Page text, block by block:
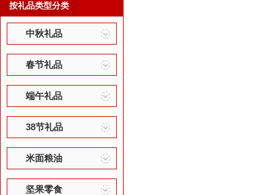
按礼品类型分类
中秋礼品
春节礼品
端午礼品
38节礼品
米面粮油
坚果零食